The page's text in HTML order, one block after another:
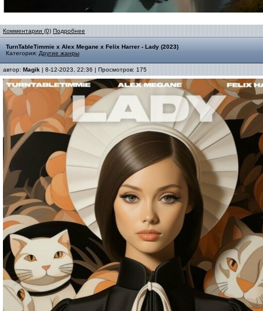
Комментарии (0) Подробнее
TurnTableTimmie x Alex Megane x Felix Harrer - Lady (2023)
Категория: Другие жанры
автор: Magik | 8-12-2023, 22:36 | Просмотров: 175